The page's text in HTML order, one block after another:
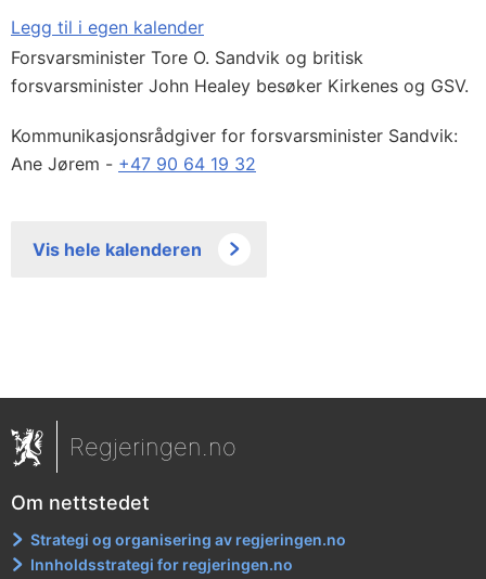
Legg til i egen kalender
Forsvarsminister Tore O. Sandvik og britisk
forsvarsminister John Healey besøker Kirkenes og GSV.
Kommunikasjonsrådgiver for forsvarsminister Sandvik:
Ane Jørem - +47 90 64 19 32
Vis hele kalenderen
Regjeringen.no
Om nettstedet
Strategi og organisering av regjeringen.no
Innholdsstrategi for regjeringen.no